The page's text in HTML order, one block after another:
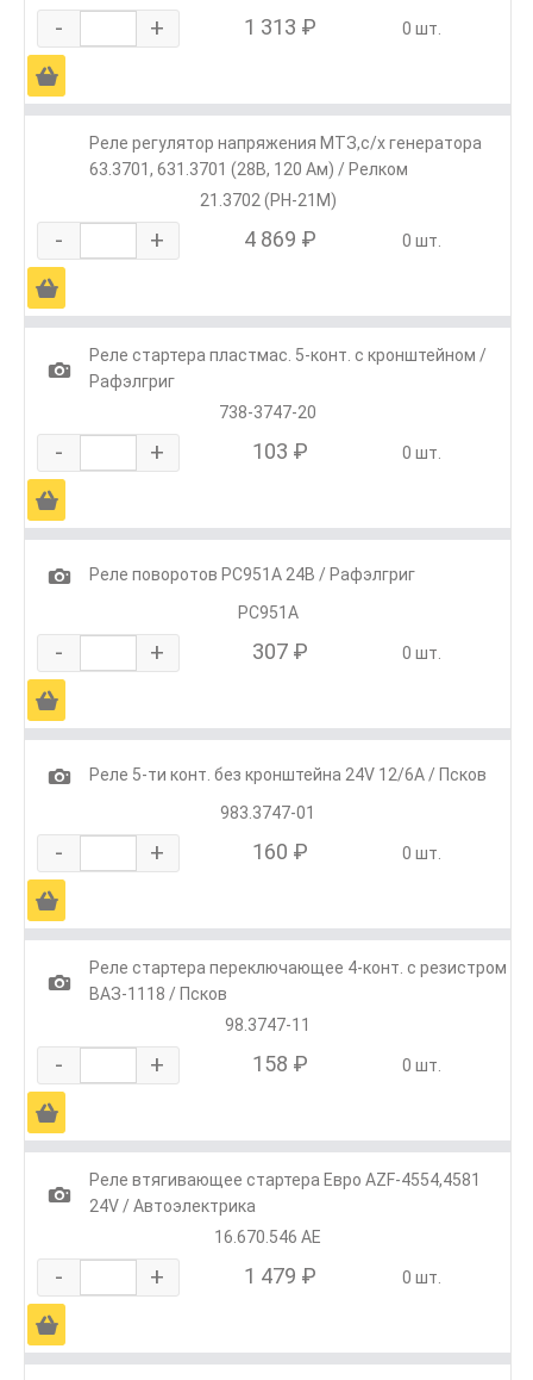
- + 1 313 ₽ 0 шт.
Ä
Реле регулятор напряжения МТЗ,с/х генератора
63.3701, 631.3701 (28В, 120 Ам) / Релком
21.3702 (РН-21М)
- + 4 869 ₽ 0 шт.
Ä
1
Реле стартера пластмас. 5-конт. с кронштейном /
Рафэлгриг
738-3747-20
- + 103 ₽ 0 шт.
Ä
1
Реле поворотов РС951А 24В / Рафэлгриг
РС951А
- + 307 ₽ 0 шт.
Ä
1
Реле 5-ти конт. без кронштейна 24V 12/6А / Псков
983.3747-01
- + 160 ₽ 0 шт.
Ä
1
Реле стартера переключающее 4-конт. с резистром
ВАЗ-1118 / Псков
98.3747-11
- + 158 ₽ 0 шт.
Ä
1
Реле втягивающее стартера Евро AZF-4554,4581
24V / Автоэлектрика
16.670.546 АЕ
- + 1 479 ₽ 0 шт.
Ä